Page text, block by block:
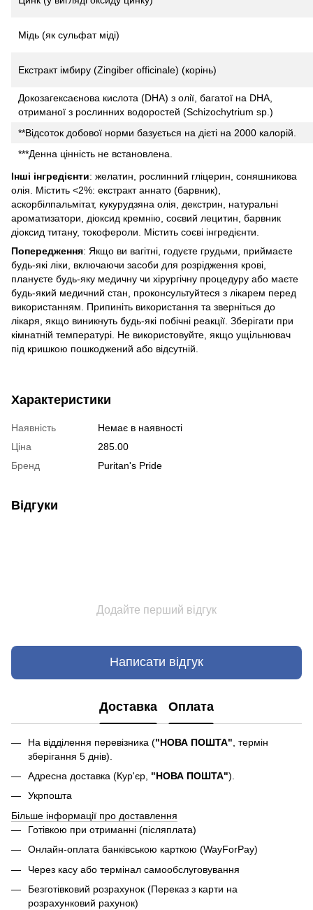
Мідь (як сульфат міді)
Екстракт імбиру (Zingiber officinale) (корінь)
Докозагексаєнова кислота (DHA) з олії, багатої на DHA,
отриманої з рослинних водоростей (Schizochytrium sp.)
**Відсоток добової норми базується на дієті на 2000 калорій.
***Денна цінність не встановлена.
Інші інгредієнти: желатин, рослинний гліцерин, соняшникова
олія. Містить <2%: екстракт аннато (барвник),
аскорбілпальмітат, кукурудзяна олія, декстрин, натуральні
ароматизатори, діоксид кремнію, соєвий лецитин, барвник
діоксид титану, токофероли. Містить соєві інгредієнти.
Попередження: Якщо ви вагітні, годуєте грудьми, приймаєте
будь-які ліки, включаючи засоби для розрідження крові,
плануєте будь-яку медичну чи хірургічну процедуру або маєте
будь-який медичний стан, проконсультуйтеся з лікарем перед
використанням. Припиніть використання та зверніться до
лікаря, якщо виникнуть будь-які побічні реакції. Зберігати при
кімнатній температурі. Не використовуйте, якщо ущільнювач
під кришкою пошкоджений або відсутній.
Характеристики
Наявність
Немає в наявності
Ціна
285.00
Бренд
Puritan's Pride
Відгуки
Додайте перший відгук
Написати відгук
Доставка Оплата
На відділення перевізника ("НОВА ПОШТА" , термін
зберігання 5 днів).
Адресна доставка (Кур'єр, "НОВА ПОШТА").
Укрпошта
Більше інформації про доставлення
Готівкою при отриманні (післяплата)
Онлайн-оплата банківською карткою (WayForPay)
Через касу або термінал самообслуговування
Безготівковий розрахунок (Переказ з карти на
розрахунковий рахунок)